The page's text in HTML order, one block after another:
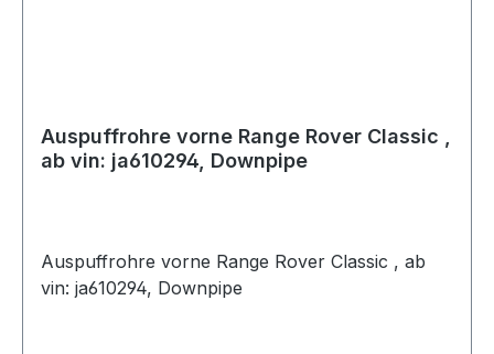
Auspuffrohre vorne Range Rover Classic ,
ab vin: ja610294, Downpipe
Auspuffrohre vorne Range Rover Classic , ab
vin: ja610294, Downpipe